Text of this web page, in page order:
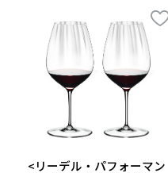
<リーデル・パフォーマン